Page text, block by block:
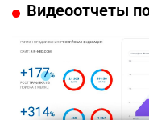
Видеоотчеты